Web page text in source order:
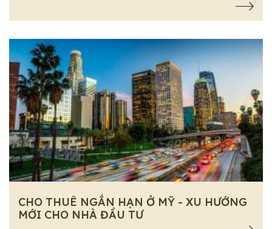
CHO THUÊ NGẮN HẠN Ở MỸ - XU HƯỚNG
MỚI CHO NHÀ ĐẦU TƯ